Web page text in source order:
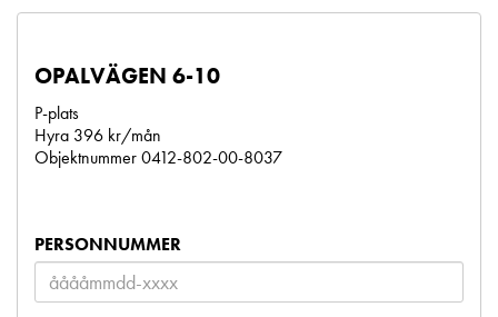
OPALVÄGEN 6-10
P-plats
Hyra 396 kr/mån
Objektnummer 0412-802-00-8037
PERSONNUMMER